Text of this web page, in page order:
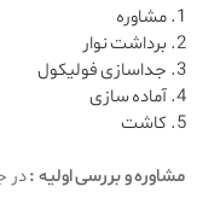
مشاوره
برداشت نوار
جداسازی فولیکول
آماده سازی
کاشت
مشاوره و بررسی اولیه :در